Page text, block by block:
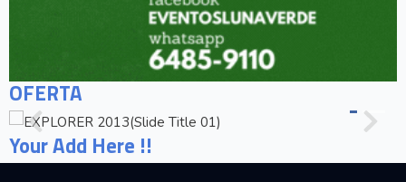
OFERTA
Your Add Here !!